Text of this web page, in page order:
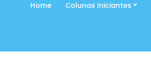
Home Colunas Iniciantes